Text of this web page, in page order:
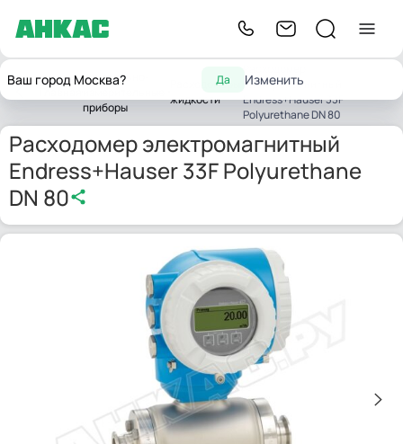
Ваш город Москва? Да Изменить
Главная
Контрольно-
приборы
Расходомеры
жидкости
электромагнитный
Endress+Hauser 33F
Polyurethane DN 80
Расходомер электромагнитный
Endress+Hauser 33F Polyurethane
DN 80